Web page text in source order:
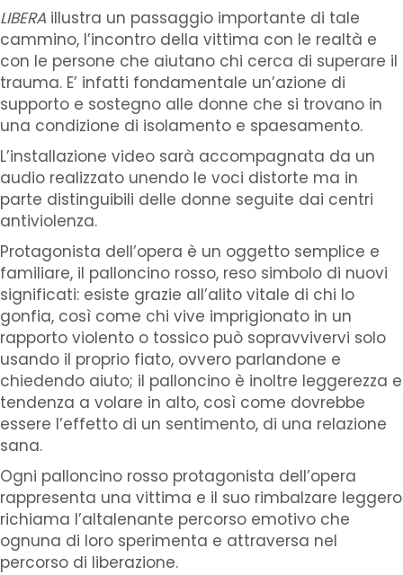
LIBERA illustra un passaggio importante di tale
cammino, l’incontro della vittima con le realtà e
con le persone che aiutano chi cerca di superare il
trauma. E’ infatti fondamentale un’azione di
supporto e sostegno alle donne che si trovano in
una condizione di isolamento e spaesamento.
L’installazione video sarà accompagnata da un
audio realizzato unendo le voci distorte ma in
parte distinguibili delle donne seguite dai centri
antiviolenza.
Protagonista dell’opera è un oggetto semplice e
familiare, il palloncino rosso, reso simbolo di nuovi
significati: esiste grazie all’alito vitale di chi lo
gonfia, così come chi vive imprigionato in un
rapporto violento o tossico può sopravvivervi solo
usando il proprio fiato, ovvero parlandone e
chiedendo aiuto; il palloncino è inoltre leggerezza e
tendenza a volare in alto, così come dovrebbe
essere l’effetto di un sentimento, di una relazione
sana.
Ogni palloncino rosso protagonista dell’opera
rappresenta una vittima e il suo rimbalzare leggero
richiama l’altalenante percorso emotivo che
ognuna di loro sperimenta e attraversa nel
percorso di liberazione.